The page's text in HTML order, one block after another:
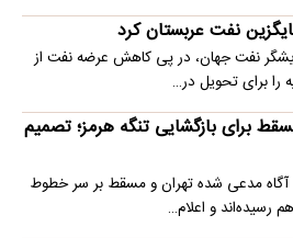
نفت عربستان کرد
نفت جهان، در پی کاهش عرضه نفت از
را برای تحویل در…
برای بازگشایی تنگه هرمز؛ تصمیم
آگاه مدعی شده تهران و مسقط بر سر خطوط
رسیده‌اند و اعلام…